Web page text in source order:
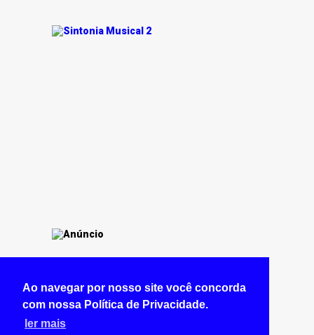
Ao navegar por nosso site você concorda
com nossa Política de Privacidade.
ler mais